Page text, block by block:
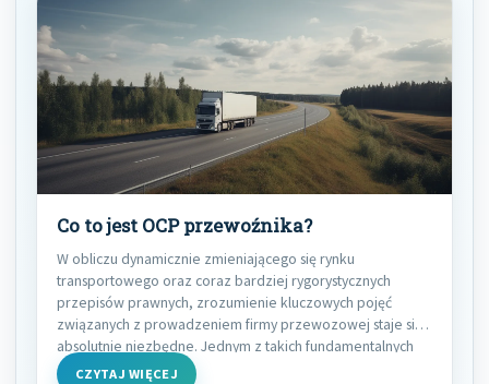
Co to jest OCP przewoźnika?
W obliczu dynamicznie zmieniającego się rynku
transportowego oraz coraz bardziej rygorystycznych
przepisów prawnych, zrozumienie kluczowych pojęć
związanych z prowadzeniem firmy przewozowej staje się
absolutnie niezbędne. Jednym z takich fundamentalnych
zagadnień,
CZYTAJ WIĘCEJ